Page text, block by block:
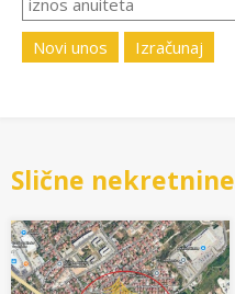
Novi unos Izračunaj
Slične nekretnine